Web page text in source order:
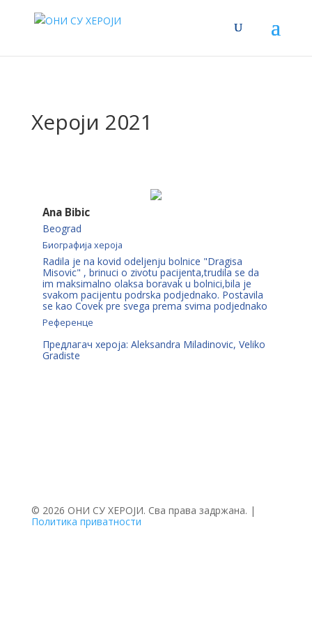
Хероји 2021
Ana Bibic
Beograd
Биографија хероја
Radila je na kovid odeljenju bolnice "Dragisa
Misovic" , brinuci o zivotu pacijenta,trudila se da
im maksimalno olaksa boravak u bolnici,bila je
svakom pacijentu podrska podjednako. Postavila
se kao Covek pre svega prema svima podjednako
Референце
Предлагач хероја: Aleksandra Miladinovic, Veliko
Gradiste
© 2026 ОНИ СУ ХЕРОЈИ. Сва права задржана. |
Политика приватности